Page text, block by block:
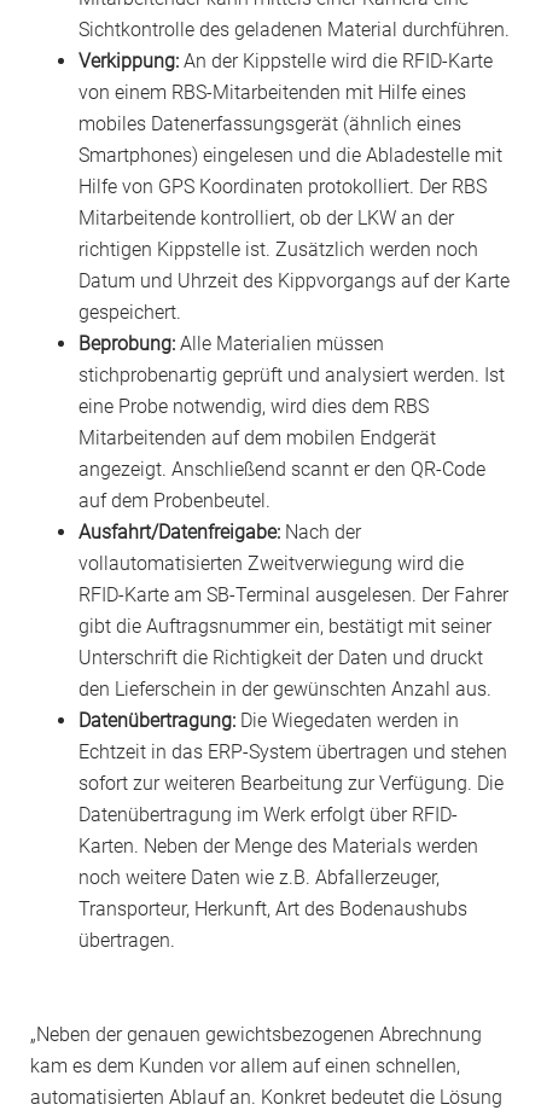
Sichtkontrolle des geladenen Material durchführen.
Verkippung: An der Kippstelle wird die RFID-Karte
von einem RBS-Mitarbeitenden mit Hilfe eines
mobiles Datenerfassungsgerät (ähnlich eines
Smartphones) eingelesen und die Abladestelle mit
Hilfe von GPS Koordinaten protokolliert. Der RBS
Mitarbeitende kontrolliert, ob der LKW an der
richtigen Kippstelle ist. Zusätzlich werden noch
Datum und Uhrzeit des Kippvorgangs auf der Karte
gespeichert.
Beprobung: Alle Materialien müssen
stichprobenartig geprüft und analysiert werden. Ist
eine Probe notwendig, wird dies dem RBS
Mitarbeitenden auf dem mobilen Endgerät
angezeigt. Anschließend scannt er den QR-Code
auf dem Probenbeutel.
Ausfahrt/Datenfreigabe: Nach der
vollautomatisierten Zweitverwiegung wird die
RFID-Karte am SB-Terminal ausgelesen. Der Fahrer
gibt die Auftragsnummer ein, bestätigt mit seiner
Unterschrift die Richtigkeit der Daten und druckt
den Lieferschein in der gewünschten Anzahl aus.
Datenübertragung: Die Wiegedaten werden in
Echtzeit in das ERP-System übertragen und stehen
sofort zur weiteren Bearbeitung zur Verfügung. Die
Datenübertragung im Werk erfolgt über RFID-
Karten. Neben der Menge des Materials werden
noch weitere Daten wie z.B. Abfallerzeuger,
Transporteur, Herkunft, Art des Bodenaushubs
übertragen.
„Neben der genauen gewichtsbezogenen Abrechnung
kam es dem Kunden vor allem auf einen schnellen,
automatisierten Ablauf an. Konkret bedeutet die Lösung